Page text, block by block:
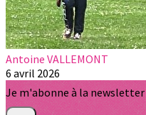
Antoine VALLEMONT
6 avril 2026
Je m'abonne à la newsletter